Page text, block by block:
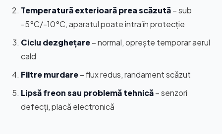
Temperatură exterioară prea scăzută– sub
-5°C/-10°C, aparatul poate intra în protecție
Ciclu dezghețare– normal, oprește temporar aerul
cald
Filtre murdare– flux redus, randament scăzut
Lipsă freon sau problemă tehnică– senzori
defecți, placă electronică